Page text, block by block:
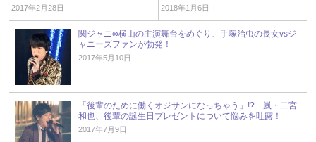
2017年2月28日 2018年1月6日
関ジャニ∞横山の主演舞台をめぐり、手塚治虫の長女vsジ
ャニーズファンが勃発！
2017年5月10日
「後輩のために働くオジサンになっちゃう」!? 嵐・二宮
和也、後輩の誕生日プレゼントについて悩みを吐露！
2017年7月9日